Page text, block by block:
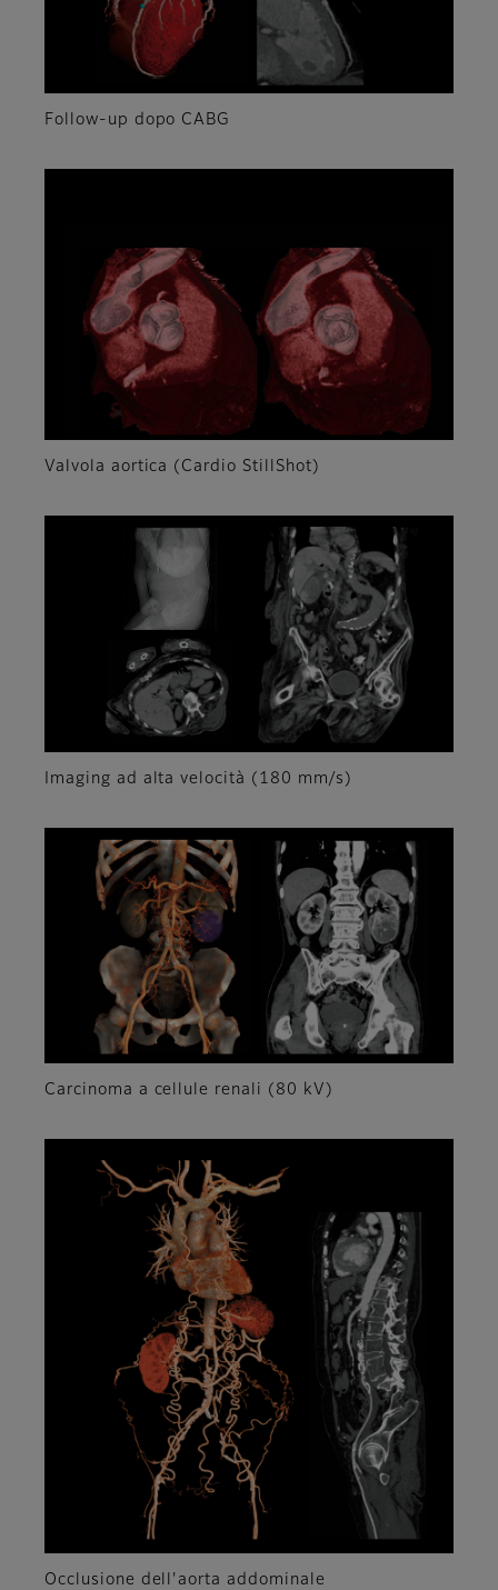
Follow-up dopo CABG
Valvola aortica (Cardio StillShot)
Imaging ad alta velocità (180 mm/s)
Carcinoma a cellule renali (80 kV)
Occlusione dell'aorta addominale